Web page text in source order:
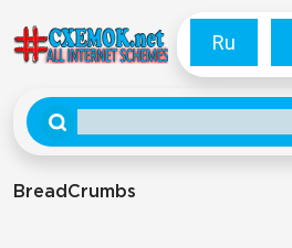
Ru
BreadCrumbs